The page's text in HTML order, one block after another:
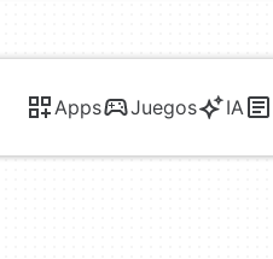
Apps Juegos IA